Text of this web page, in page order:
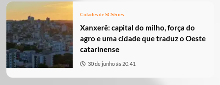
Cidades de SCSéries
Xanxerê: capital do milho, força do
agro e uma cidade que traduz o Oeste
catarinense
30 de junho às 20:41